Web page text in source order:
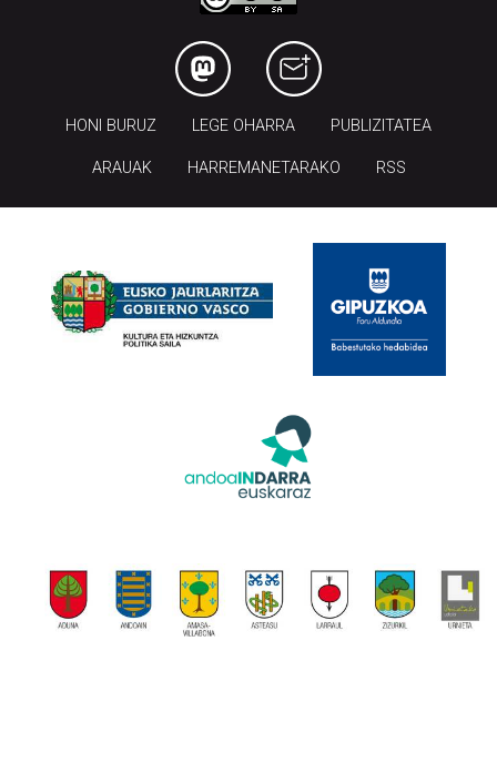
HONI BURUZ LEGE OHARRA PUBLIZITATEA
ARAUAK HARREMANETARAKO RSS